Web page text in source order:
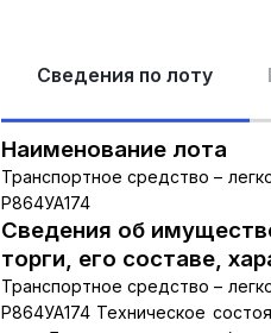
Сведения по лоту
Наименование лота
Транспортное средство –
Р864УА174
Сведения об
торги, его составе,
Транспортное средство –
Р864УА174 Техническое